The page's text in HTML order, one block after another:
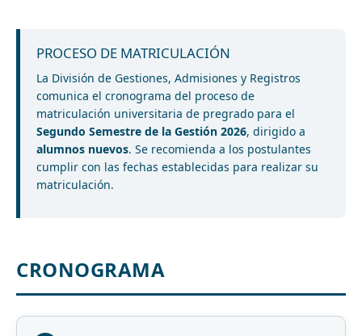
PROCESO DE MATRICULACIÓN
La División de Gestiones, Admisiones y Registros
comunica el cronograma del proceso de
matriculación universitaria de pregrado para el
Segundo Semestre de la Gestión 2026, dirigido a
alumnos nuevos. Se recomienda a los postulantes
cumplir con las fechas establecidas para realizar su
matriculación.
CRONOGRAMA